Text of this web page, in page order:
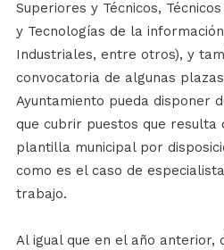
Superiores y Técnicos,
y Tecnologías de la
Industriales, entre otros), y
convocatoria de algunas
Ayuntamiento pueda disponer
que cubrir puestos que resulta
plantilla municipal por
como es el caso de
trabajo.
Al igual que en el año anterior,